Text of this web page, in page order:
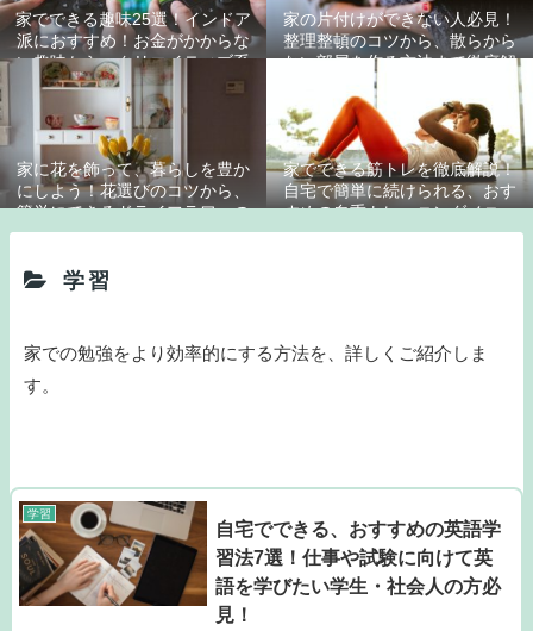
家でできる趣味25選！インドア
派におすすめ！お金がかからな
い趣味から、クリエイティブ系
の趣味までご紹介！
家の片付けができない人必見！
整理整頓のコツから、散らから
ない部屋を作る方法まで徹底解
家に花を飾って、暮らしを豊か
にしよう！花選びのコツから、
簡単にできるドライフラワーの
作り方までご紹介！
家でできる筋トレを徹底解説！
自宅で簡単に続けられる、おす
すめの自重トレーニングメニュ
ー11選！
学習
家での勉強をより効率的にする方法を、詳しくご紹介しま
す。
学習
自宅でできる、おすすめの英語学
習法7選！仕事や試験に向けて英
語を学びたい学生・社会人の方必
見！